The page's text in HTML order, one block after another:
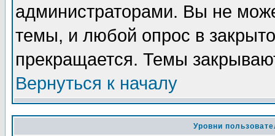
администраторами. Вы не
темы, и любой опрос в
прекращается. Темы
Вернуться к началу
Уровни